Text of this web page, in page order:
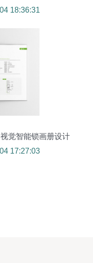
18:36:31
觉智能锁画册设计
17:27:03